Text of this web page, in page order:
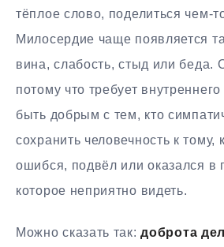
тёплое слово, поделиться чем-
Милосердие чаще появляется
вина, слабость, стыд или беда.
потому что требует
быть добрым с тем, кто
сохранить человечность к тому,
ошибся, подвёл или оказался в
которое неприятно видеть.
Можно сказать так:доброта